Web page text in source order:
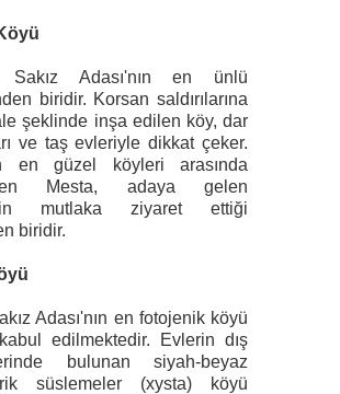
Sakız Adası'nın en ünlü
biridir. Korsan saldırılarına
şeklinde inşa edilen köy, dar
ve taş evleriyle dikkat çeker.
en güzel köyleri arasında
Mesta, adaya gelen
mutlaka ziyaret ettiği
biridir.
Adası'nın en fotojenik köyü
edilmektedir. Evlerin dış
bulunan siyah-beyaz
süslemeler (xysta) köyü